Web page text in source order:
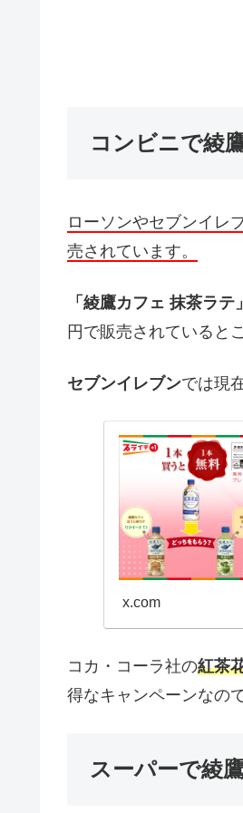
コンビニで綾
ローソンやセブンイレ
売されています。
「綾鷹カフェ 抹茶ラテ」
円で販売されていると
セブンイレブンでは現
x.com
コカ・コーラ社の紅茶
得なキャンペーンなの
スーパーで綾